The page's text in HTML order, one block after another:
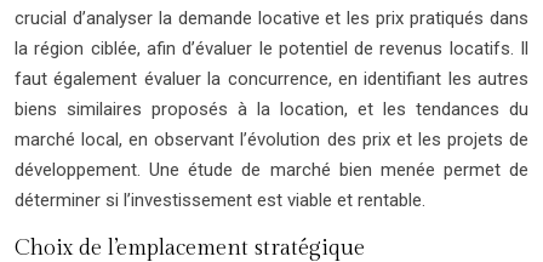
crucial d’analyser la demande locative et les prix pratiqués dans
la région ciblée, afin d’évaluer le potentiel de revenus locatifs. Il
faut également évaluer la concurrence, en identifiant les autres
biens similaires proposés à la location, et les tendances du
marché local, en observant l’évolution des prix et les projets de
développement. Une étude de marché bien menée permet de
déterminer si l’investissement est viable et rentable.
Choix de l’emplacement stratégique